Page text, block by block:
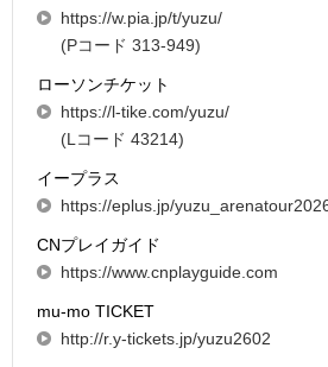
https://w.pia.jp/t/yuzu/
(Pコード 313-949)
ローソンチケット
https://l-tike.com/yuzu/
(Lコード 43214)
イープラス
https://eplus.jp/
CNプレイガイド
https://www.cnplayguide.com
mu-mo TICKET
http://r.y-tickets.jp/yuzu2602